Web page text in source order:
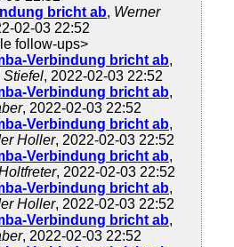
bricht ab, Werner
02-03 22:52
follow-ups>
Verbindung bricht ab,
Stiefel, 2022-02-03 22:52
Verbindung bricht ab,
, 2022-02-03 22:52
Verbindung bricht ab,
Holler, 2022-02-03 22:52
Verbindung bricht ab,
, 2022-02-03 22:52
Verbindung bricht ab,
Holler, 2022-02-03 22:52
Verbindung bricht ab,
, 2022-02-03 22:52